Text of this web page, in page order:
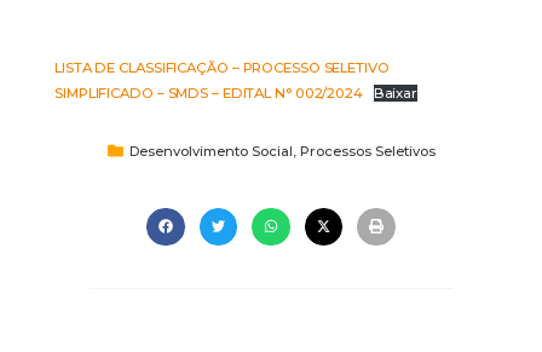
LISTA DE CLASSIFICAÇÃO – PROCESSO SELETIVO
SIMPLIFICADO – SMDS – EDITAL N° 002/2024
Baixar
Desenvolvimento Social Processos Seletivos